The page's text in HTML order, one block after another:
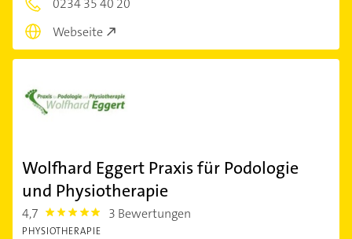
0234 35 40 20
Webseite
Wolfhard Eggert Praxis für Podologie
und Physiotherapie
4,7 4.7000003 3 Bewertungen
PHYSIOTHERAPIE